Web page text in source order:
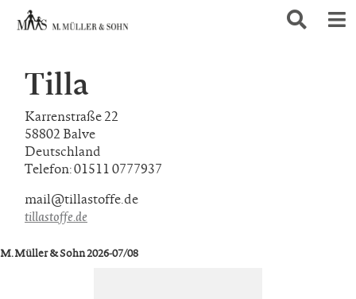
Tilla
Karrenstraße 22
58802 Balve
Deutschland
Telefon: 01511 0777937
mail@tillastoffe.de
tillastoffe.de
M. Müller & Sohn 2026-07/08